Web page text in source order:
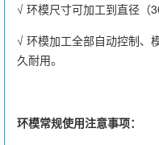
√ 环模尺寸可加工到直径（
√ 环模加工全部自动控制、
久耐用。
环模常规使用注意事项：